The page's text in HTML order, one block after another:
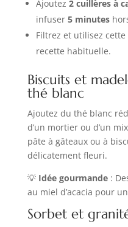
Ajoutez 2 cuillères à
infuser 5 minutes
Filtrez et utilisez
recette habituelle.
Biscuits et
thé blanc
Ajoutez du thé blanc
d’un mortier ou d’un
pâte à gâteaux ou à
délicatement fleuri.
💡 Idée gourmande:
au miel d’acacia pour
Sorbet et